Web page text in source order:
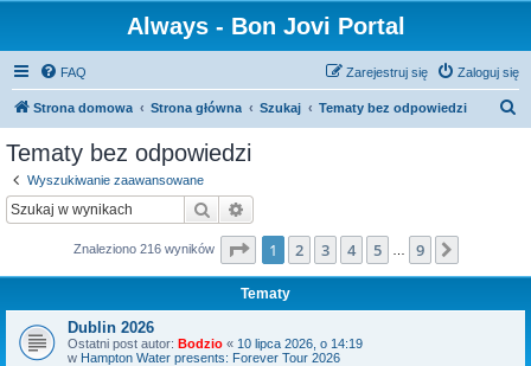
Always - Bon Jovi Portal
FAQ Zaloguj się
Zarejestruj się
Strona domowa Strona główna Szukaj Tematy bez odpowiedzi
Tematy bez odpowiedzi
Wyszukiwanie zaawansowane
Szukaj
Znaleziono 216 wyników Strona1 z9
1 2 3 4 5 9
Tematy
Dublin 2026
Ostatni post autor: Bodzio « 10 lipca 2026, o 14:19
w Hampton Water presents: Forever Tour 2026